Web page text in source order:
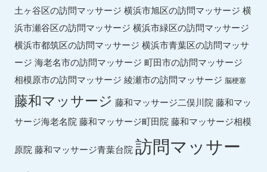
土ヶ谷区の訪問マッサージ 横浜市旭区の訪問マッサージ 横
浜市瀬谷区の訪問マッサージ 横浜市緑区の訪問マッサージ
横浜市都筑区の訪問マッサージ 横浜市青葉区の訪問マッサ
ージ 海老名市の訪問マッサージ 町田市の訪問マッサージ
相模原市の訪問マッサージ 綾瀬市の訪問マッサージ 脳梗塞
藤和マッサージ 藤和マッサージ二俣川院 藤和マッ
サージ海老名院 藤和マッサージ町田院 藤和マッサージ相模
原院 藤和マッサージ青葉台院 訪問マッサー